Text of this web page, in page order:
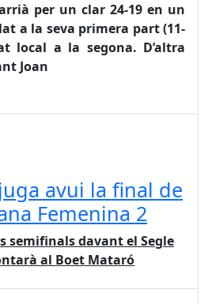
per un clar 24-19 en un
a la seva primera part (11-
local a la segona. D’altra
Joan
juga avui la final de
Femenina 2
semifinals davant el Segle
al Boet Mataró